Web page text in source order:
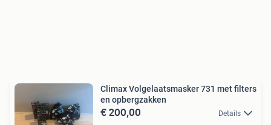
Climax Volgelaatsmasker 731 met filters
en opbergzakken
€ 200,00 Details